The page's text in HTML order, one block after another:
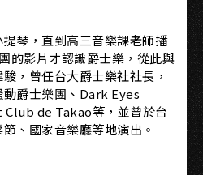
琴，直到高三音樂課老師播
影片才認識爵士樂，從此與
，曾任台大爵士樂社社長，
爵士樂團、Dark Eyes
de Takao等，並曾於台
、國家音樂廳等地演出。